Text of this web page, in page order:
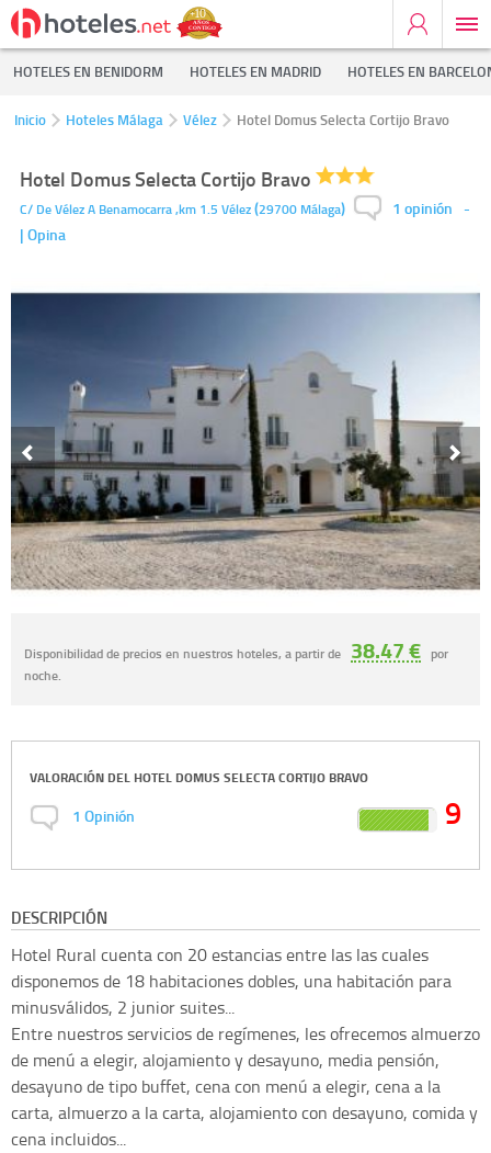
HOTELES EN BENIDORM HOTELES EN MADRID HOTELES EN
Inicio Hoteles Málaga Vélez Hotel Domus Selecta Cortijo Bravo
Hotel Domus Selecta Cortijo Bravo
C/ De Vélez A Benamocarra ,km 1.5 Vélez(29700 Málaga) 1 opinión -
| Opina
Disponibilidad de precios en nuestros hoteles, a partir de 38.47 € por
noche.
VALORACIÓN DEL HOTEL DOMUS SELECTA CORTIJO BRAVO
1 Opinión 9
DESCRIPCIÓN
Hotel Rural cuenta con 20 estancias entre las las cuales
disponemos de 18 habitaciones dobles, una habitación para
minusválidos, 2 junior suites...
Entre nuestros servicios de regímenes, les ofrecemos almuerzo
de menú a elegir, alojamiento y desayuno, media pensión,
desayuno de tipo buffet, cena con menú a elegir, cena a la
carta, almuerzo a la carta, alojamiento con desayuno, comida y
cena incluidos...